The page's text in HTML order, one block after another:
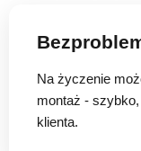
Na życzenie
montaż -
klienta.